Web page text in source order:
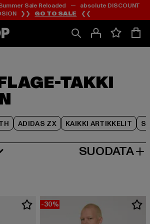
Siirry
Sisältö
Siirry
Footer
Sale Reloaded — absolute DISCOUNT
❯❯ GO TO SALE ❮❮
TAKKI
ADIDAS ZX KAIKKI ARTIKKELIT
Siirry
Tuoteruudukko
SUODATA
-30%